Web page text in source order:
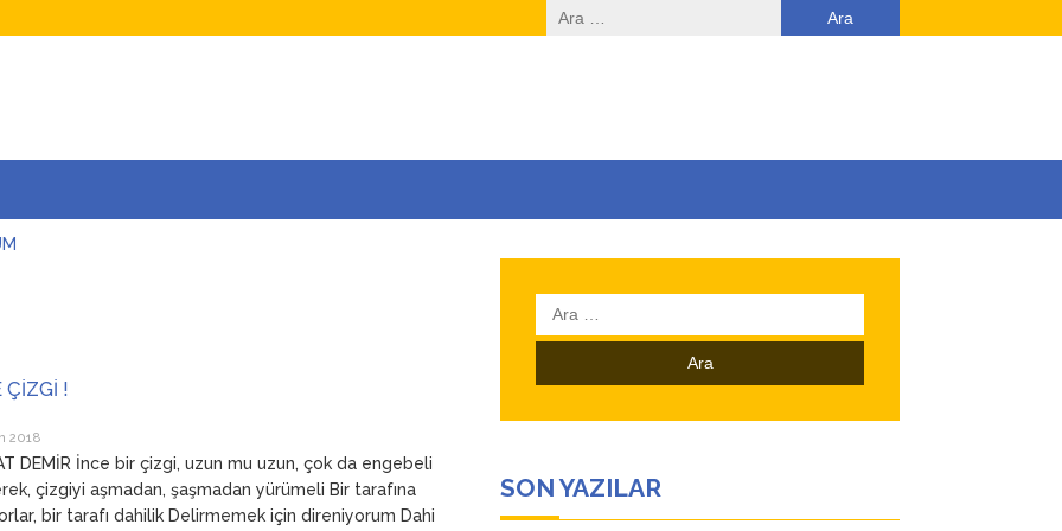
Arama:
ÇİZGİ !
2018
DEMİR İnce bir çizgi, uzun mu uzun, çok da engebeli
çizgiyi aşmadan, şaşmadan yürümeli Bir tarafına
bir tarafı dahilik Delirmemek için direniyorum Dahi
Arama:
SON YAZILAR